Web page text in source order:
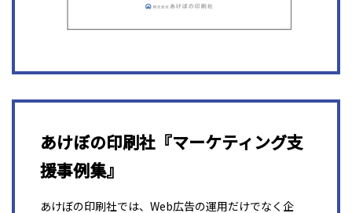
あけぼの印刷社『マーケティング支
援事例集』
あけぼの印刷社では、Web広告の運用だけでなく企